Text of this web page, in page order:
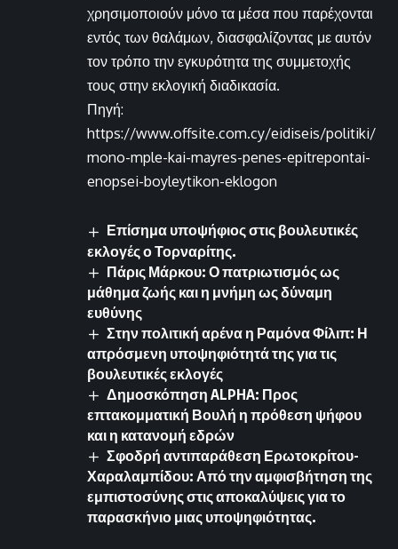
χρησιμοποιούν μόνο τα μέσα που παρέχονται
εντός των θαλάμων, διασφαλίζοντας με αυτόν
τον τρόπο την εγκυρότητα της συμμετοχής
τους στην εκλογική διαδικασία.
Πηγή:
https://www.offsite.com.cy/eidiseis/politiki/
mono-mple-kai-mayres-penes-epitrepontai-
enopsei-boyleytikon-eklogon
Επίσημα υποψήφιος στις βουλευτικές
εκλογές ο Τορναρίτης.
Πάρις Μάρκου: Ο πατριωτισμός ως
μάθημα ζωής και η μνήμη ως δύναμη
ευθύνης
Στην πολιτική αρένα η Ραμόνα Φίλιπ: Η
απρόσμενη υποψηφιότητά της για τις
βουλευτικές εκλογές
Δημοσκόπηση ALPHA: Προς
επτακομματική Βουλή η πρόθεση ψήφου
και η κατανομή εδρών
Σφοδρή αντιπαράθεση Ερωτοκρίτου-
Χαραλαμπίδου: Από την αμφισβήτηση της
εμπιστοσύνης στις αποκαλύψεις για το
παρασκήνιο μιας υποψηφιότητας.